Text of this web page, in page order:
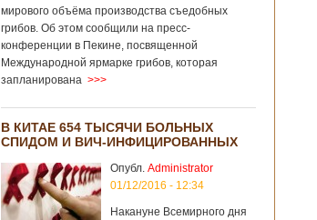
мирового объёма производства съедобных
грибов. Об этом сообщили на пресс-
конференции в Пекине, посвященной
Международной ярмарке грибов, которая
запланирована >>>
В КИТАЕ 654 ТЫСЯЧИ БОЛЬНЫХ
СПИДОМ И ВИЧ-ИНФИЦИРОВАННЫХ
Опубл. Administrator
01/12/2016 - 12:34
Накануне Всемирного дня